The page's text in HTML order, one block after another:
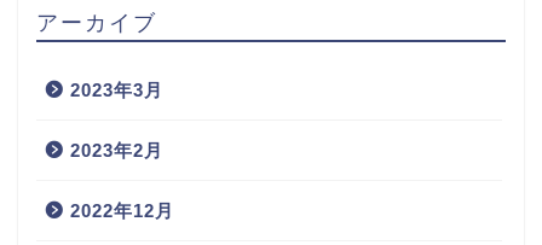
アーカイブ
2023年3月
2023年2月
2022年12月